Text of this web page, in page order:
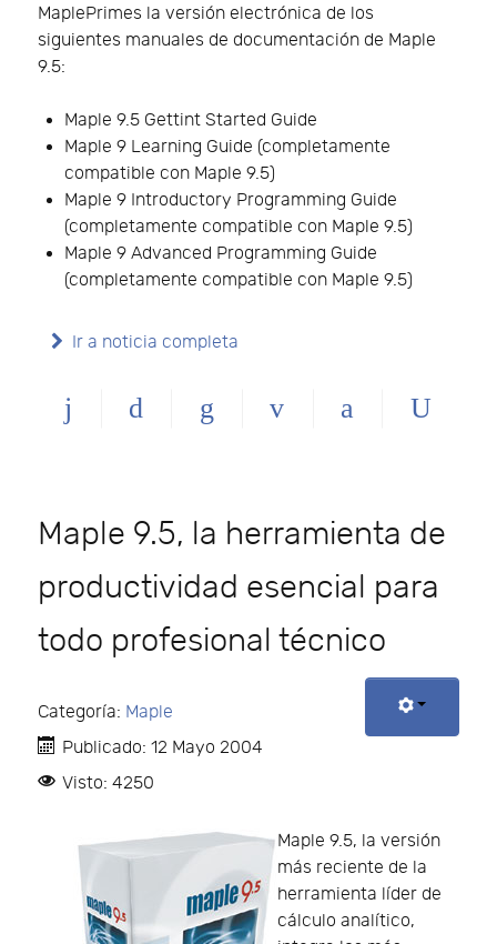
MaplePrimes la versión electrónica de los
siguientes manuales de documentación de Maple
9.5:
Maple 9.5 Gettint Started Guide
Maple 9 Learning Guide (completamente
compatible con Maple 9.5)
Maple 9 Introductory Programming Guide
(completamente compatible con Maple 9.5)
Maple 9 Advanced Programming Guide
(completamente compatible con Maple 9.5)
Ir a noticia completa
Maple 9.5, la herramienta de
productividad esencial para
todo profesional técnico
Categoría: Maple
Publicado: 12 Mayo 2004
Visto: 4250
Maple 9.5, la versión
más reciente de la
herramienta líder de
cálculo analítico,